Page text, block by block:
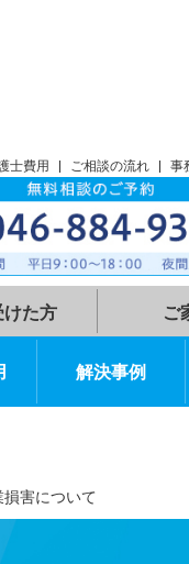
アクセス 弁護士費用
弁護士費用